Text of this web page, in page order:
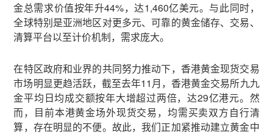
金总需求价值按年升44%，达1,460亿美元。与此同时，
全球特别是亚洲地区对更多元、可靠的黄金储存、交易、
清算平台以至计价机制，需求庞大。
在特区政府和业界的共同努力推动下，香港黄金现货交易
市场明显更趋活跃，截至去年11月，香港黄金交易所九九
金平均日均成交额按年大增超过两倍，达29亿港元。然
而，目前本港黄金场外现货交易，均需买卖双方自行清
算，存在明显的不便。故此，我们正加紧推动建立黄金中